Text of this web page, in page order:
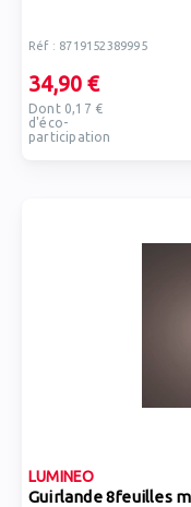
Réf : 8719152389995
34,90 €
Dont 0,17 €
d'éco-
participation
LUMINEO
Guirlande 8feuilles